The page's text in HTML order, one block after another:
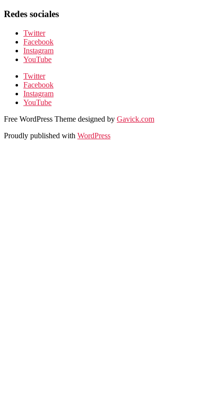
Redes sociales
Twitter
Facebook
Instagram
YouTube
Twitter
Facebook
Instagram
YouTube
Free WordPress Theme designed by Gavick.com
Proudly published with WordPress